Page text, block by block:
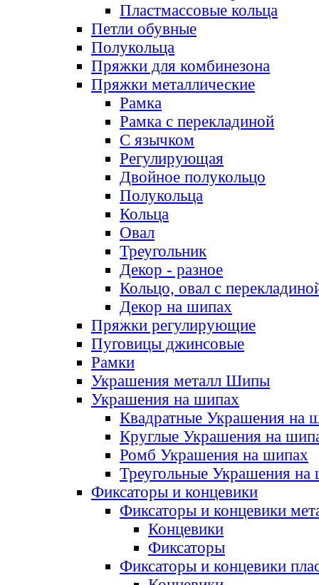
Пластмассовые кольца
Петли обувные
Полукольца
Пряжки для комбинезона
Пряжки металлические
Рамка
Рамка с перекладиной
С язычком
Регулирующая
Двойное полукольцо
Полукольца
Кольца
Овал
Треугольник
Декор - разное
Кольцо, овал с
Декор на шипах
Пряжки регулирующие
Пуговицы джинсовые
Рамки
Украшения металл Шипы
Украшения на шипах
Квадратные Украшения на
Круглые Украшения на
Ромб Украшения на шипах
Треугольные Украшения на
Фиксаторы и концевики
Фиксаторы и концевики
Концевики
Фиксаторы
Фиксаторы и концевики